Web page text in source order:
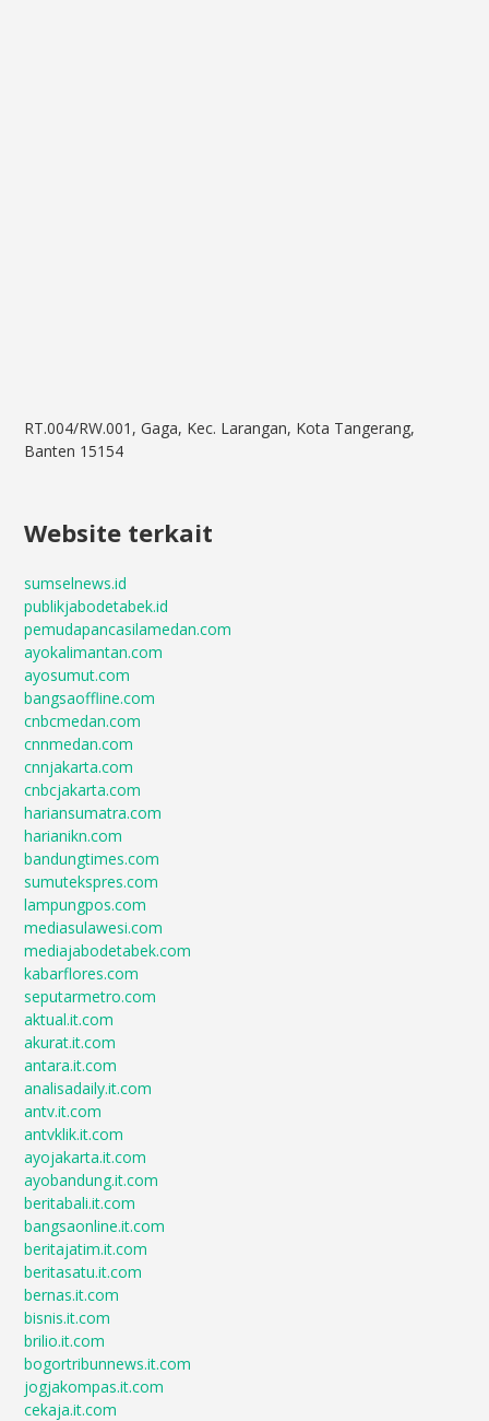
RT.004/RW.001, Gaga, Kec. Larangan, Kota Tangerang,
Banten 15154
Website terkait
sumselnews.id
publikjabodetabek.id
pemudapancasilamedan.com
ayokalimantan.com
ayosumut.com
bangsaoffline.com
cnbcmedan.com
cnnmedan.com
cnnjakarta.com
cnbcjakarta.com
hariansumatra.com
harianikn.com
bandungtimes.com
sumutekspres.com
lampungpos.com
mediasulawesi.com
mediajabodetabek.com
kabarflores.com
seputarmetro.com
aktual.it.com
akurat.it.com
antara.it.com
analisadaily.it.com
antv.it.com
antvklik.it.com
ayojakarta.it.com
ayobandung.it.com
beritabali.it.com
bangsaonline.it.com
beritajatim.it.com
beritasatu.it.com
bernas.it.com
bisnis.it.com
brilio.it.com
bogortribunnews.it.com
jogjakompas.it.com
cekaja.it.com